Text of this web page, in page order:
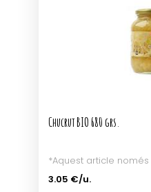
Chucrut BIO 680 grs.
*Aquest article
3.05 €/u.